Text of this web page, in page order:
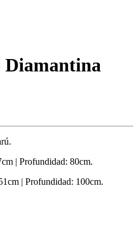
Diamantina
| Profundidad: 80cm.
| Profundidad: 100cm.